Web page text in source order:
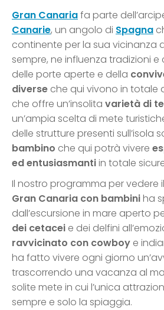
Gran Canariafa parte
Canarie, un angolo di Spagna
continente per la sua vicinanza
sempre, ne influenza tradizioni e
delle porte aperte e della
diverse che qui vivono in totale
che offre un’insolita varietà di
un’ampia scelta di mete
delle strutture presenti sull’isola
bambino che qui potrà vivere
ed entusiasmantiin totale
Il nostro programma per vedere
Gran Canaria con bambiniha
dall’escursione in mare aperto
dei cetacei e dei delfini
ravvicinato con cowboy e
ha fatto vivere ogni giorno
trascorrendo una vacanza al
solite mete in cui l’unica
sempre e solo la spiaggia.